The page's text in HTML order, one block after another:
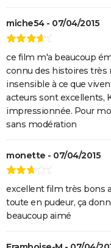
miche54 - 07/04/2015
ce film m'a beaucoup
connu des histoires très
insensible à ce que
acteurs sont excellents,
impressionnée. Pour
sans modération
monette - 07/04/2015
excellent film très bons
toute en pudeur, ça
beaucoup aimé